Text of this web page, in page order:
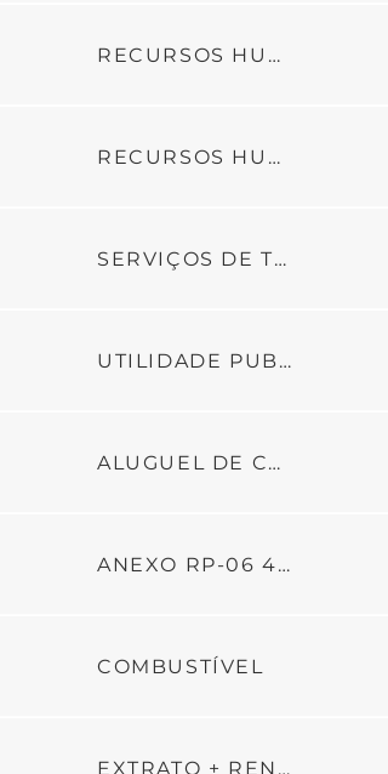
RECURSOS HUMANOS_PARTE4
RECURSOS HUMANOS_PARTE5
SERVIÇOS DE TERCEIROS
UTILIDADE PUBLICA
ALUGUEL DE CARRO
ANEXO RP-06 4ª PARCELA - REFEITO 16.07.24
COMBUSTÍVEL
EXTRATO + RENDIMENTO + DEVOLUÇÕES